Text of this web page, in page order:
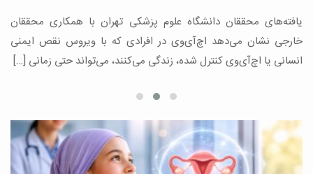
یافته‌های محققان دانشگاه علوم پزشکی تهران با همکاری محققان
خارجی نشان می‌دهد اچ‌آی‌وی در افرادی که با ویروس نقص ایمنی
انسانی یا اچ‌آی‌وی کنترل شده، زندگی می‌کنند، می‌تواند حتی زمانی […]